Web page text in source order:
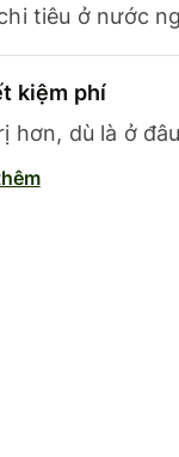
tiêu ở nước
kiệm phí
hơn, dù là ở